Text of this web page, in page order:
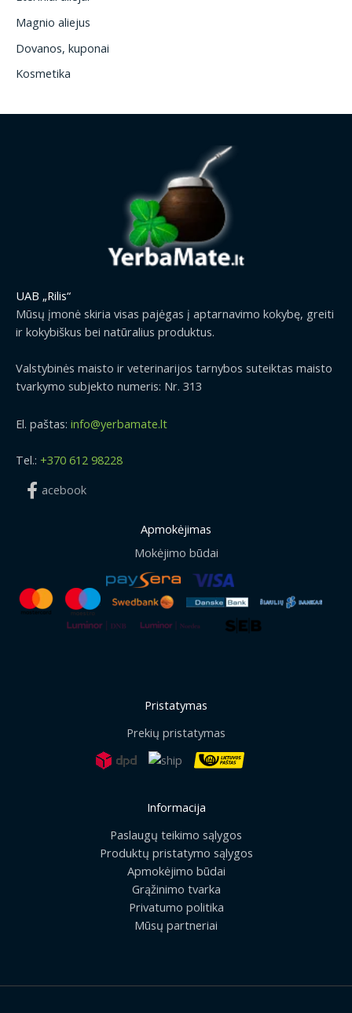
Magnio aliejus
Dovanos, kuponai
Kosmetika
UAB „Rilis“
Mūsų įmonė skiria visas pajėgas į aptarnavimo kokybę, greiti
ir kokybiškus bei natūralius produktus.
Valstybinės maisto ir veterinarijos tarnybos suteiktas maisto
tvarkymo subjekto numeris: Nr. 313
El. paštas: info@yerbamate.lt
Tel.: +370 612 98228
acebook
Apmokėjimas
Mokėjimo būdai
Pristatymas
Prekių pristatymas
Informacija
Paslaugų teikimo sąlygos
Produktų pristatymo sąlygos
Apmokėjimo būdai
Grąžinimo tvarka
Privatumo politika
Mūsų partneriai